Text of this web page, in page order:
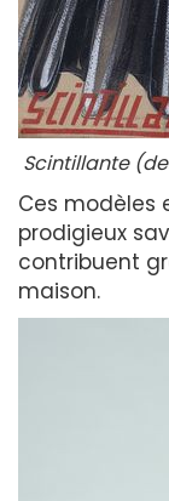
Scintillante
Ces modèles
prodigieux
contribuent
maison.